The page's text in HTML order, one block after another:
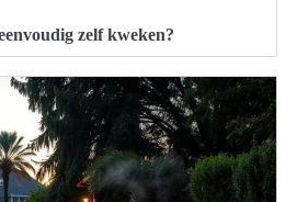
zelf kweken?